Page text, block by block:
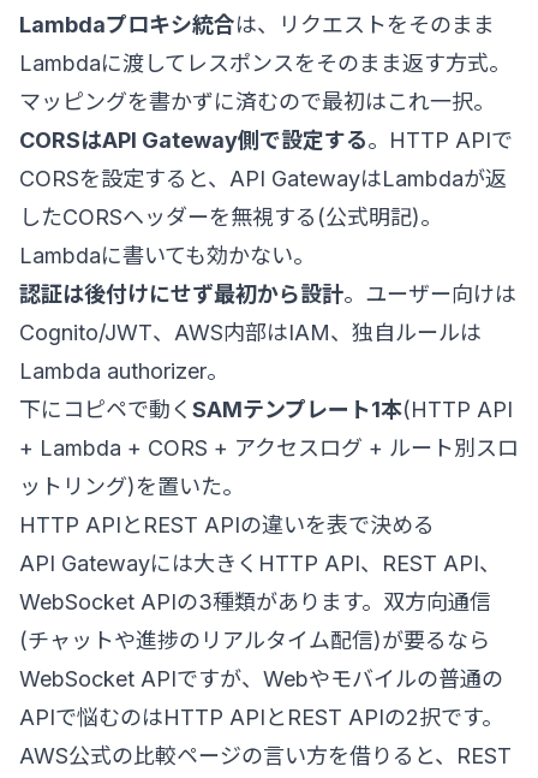
Lambdaプロキシ統合は、リクエストをそのまま
Lambdaに渡してレスポンスをそのまま返す方式。
マッピングを書かずに済むので最初はこれ一択。
CORSはAPI Gateway側で設定する。HTTP APIで
CORSを設定すると、API GatewayはLambdaが返
したCORSヘッダーを無視する(公式明記)。
Lambdaに書いても効かない。
認証は後付けにせず最初から設計。ユーザー向けは
Cognito/JWT、AWS内部はIAM、独自ルールは
Lambda authorizer。
下にコピペで動く SAMテンプレート1本(HTTP API
+ Lambda + CORS + アクセスログ + ルート別スロ
ットリング)を置いた。
HTTP APIとREST APIの違いを表で決める
API Gatewayには大きくHTTP API、REST API、
WebSocket APIの3種類があります。双方向通信
(チャットや進捗のリアルタイム配信)が要るなら
WebSocket APIですが、Webやモバイルの普通の
APIで悩むのはHTTP APIとREST APIの2択です。
AWS公式の比較ページの言い方を借りると、REST